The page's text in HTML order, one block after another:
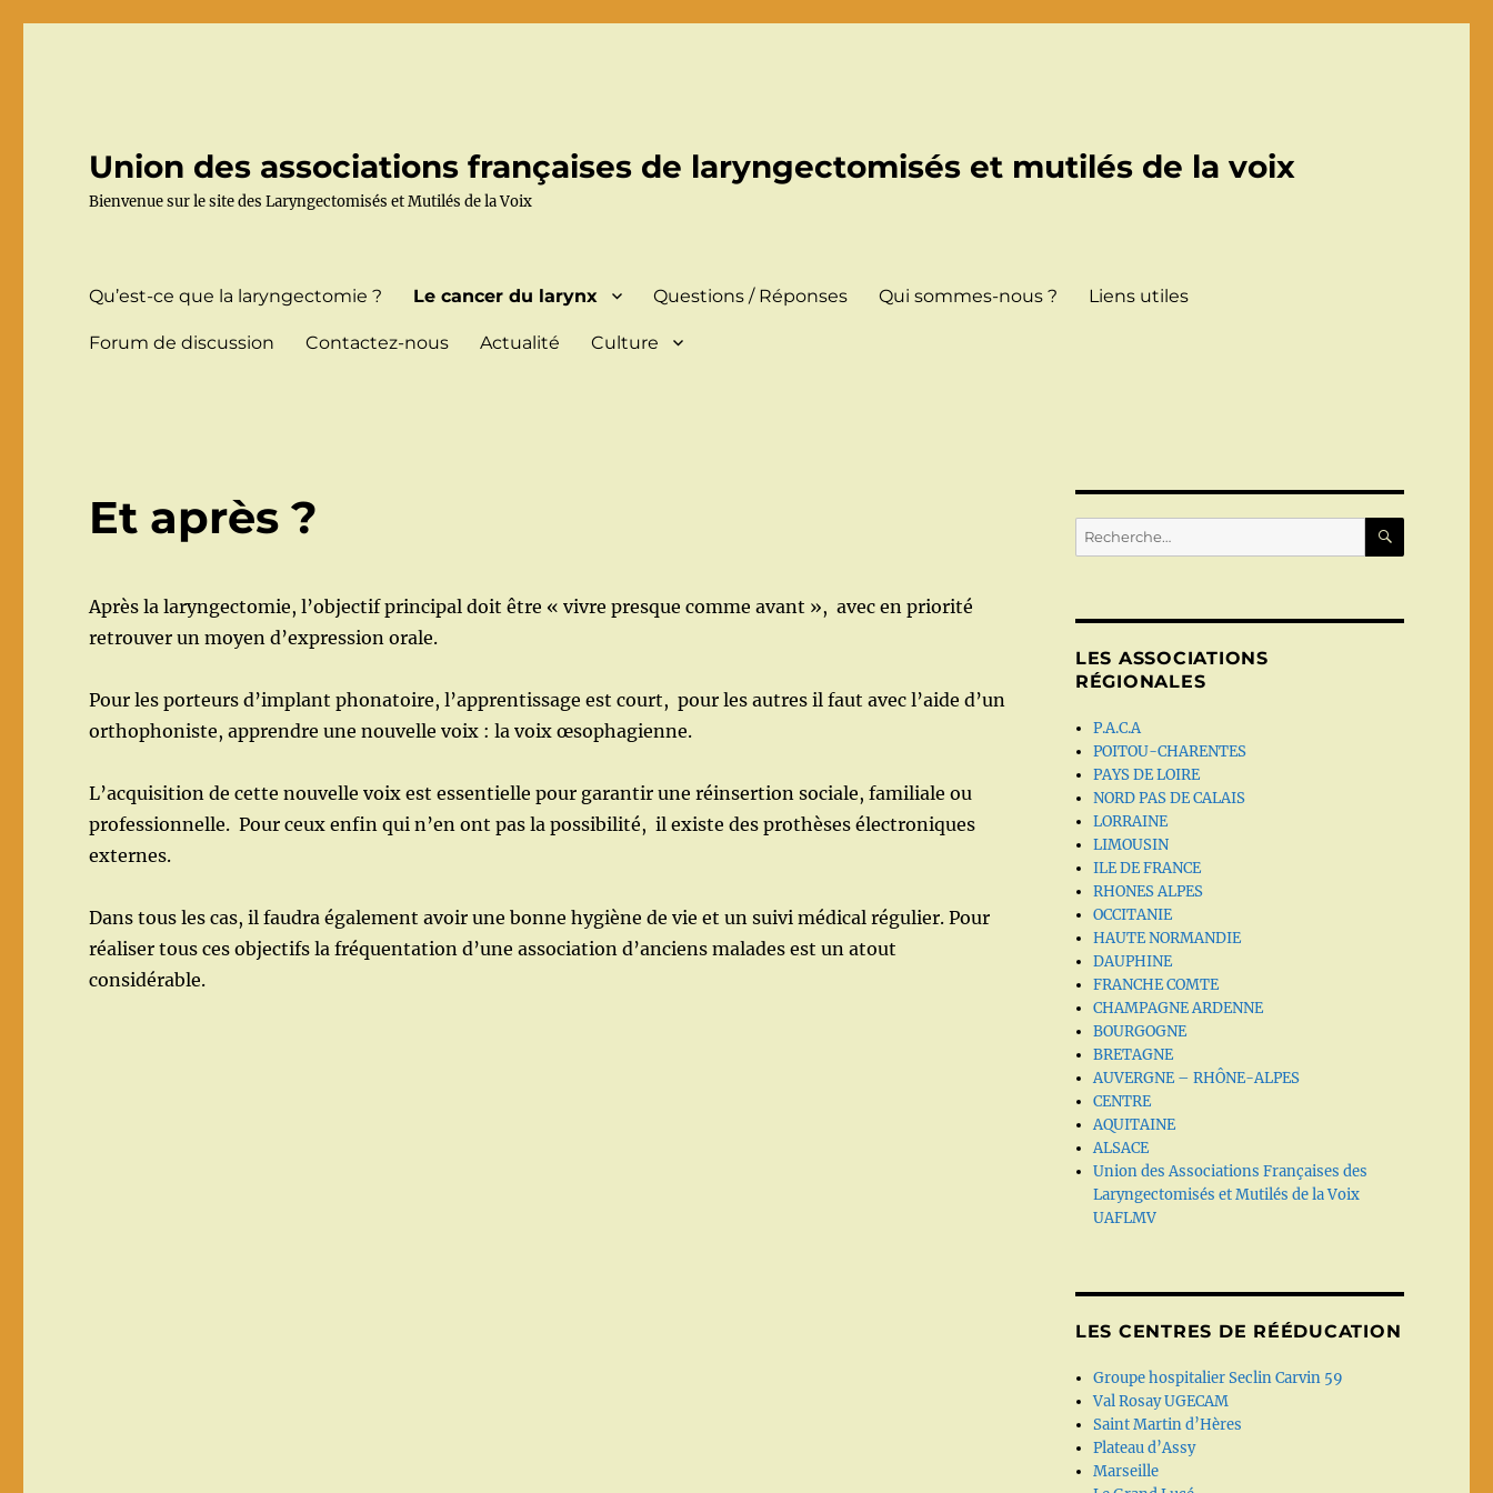
Union des associations françaises de laryngectomisés et mutilés de la voix
Bienvenue sur le site des Laryngectomisés et Mutilés de la Voix
Qu’est-ce que la laryngectomie ? Le cancer du larynx Questions / Réponses Qui sommes-nous ? Liens utiles
Forum de discussion Contactez-nous Actualité Culture
Et après ?
Après la laryngectomie, l’objectif principal doit être « vivre presque comme avant », avec en priorité
retrouver un moyen d’expression orale.
Pour les porteurs d’implant phonatoire, l’apprentissage est court, pour les autres il faut avec l’aide d’un
orthophoniste, apprendre une nouvelle voix : la voix œsophagienne.
L’acquisition de cette nouvelle voix est essentielle pour garantir une réinsertion sociale, familiale ou
professionnelle. Pour ceux enfin qui n’en ont pas la possibilité, il existe des prothèses électroniques
externes.
Dans tous les cas, il faudra également avoir une bonne hygiène de vie et un suivi médical régulier. Pour
réaliser tous ces objectifs la fréquentation d’une association d’anciens malades est un atout
considérable.
Recherche
pour :
LES ASSOCIATIONS
RÉGIONALES
P.A.C.A
POITOU-CHARENTES
PAYS DE LOIRE
NORD PAS DE CALAIS
LORRAINE
LIMOUSIN
ILE DE FRANCE
RHONES ALPES
OCCITANIE
HAUTE NORMANDIE
DAUPHINE
FRANCHE COMTE
CHAMPAGNE ARDENNE
BOURGOGNE
BRETAGNE
AUVERGNE – RHÔNE-ALPES
CENTRE
AQUITAINE
ALSACE
Union des Associations Françaises des
Laryngectomisés et Mutilés de la Voix
UAFLMV
LES CENTRES DE RÉÉDUCATION
Groupe hospitalier Seclin Carvin 59
Val Rosay UGECAM
Saint Martin d’Hères
Plateau d’Assy
Marseille